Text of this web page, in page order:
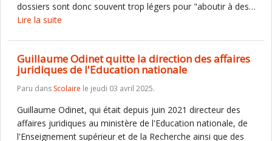
dossiers sont donc souvent trop légers pour "aboutir à des…
Lire la suite
Guillaume Odinet quitte la direction des affaires
juridiques de l'Education nationale
Paru dans Scolaire le jeudi 03 avril 2025.
Guillaume Odinet, qui était depuis juin 2021 directeur des
affaires juridiques au ministère de l'Education nationale, de
l'Enseignement supérieur et de la Recherche ainsi que des